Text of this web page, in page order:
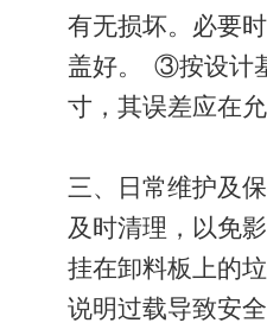
有无损坏。必要
盖好。 ③按设计
寸，其误差应在
三、日常维护及
及时清理，以免
挂在卸料板上的
说明过载导致安